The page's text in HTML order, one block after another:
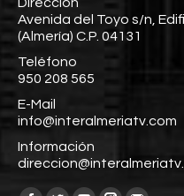
Avenida del Toyo s/n,
(Almería) C.P. 04131
Teléfono
950 208 565
E-Mail
info@interalmeriatv.com
Información
Encuéntranos en: